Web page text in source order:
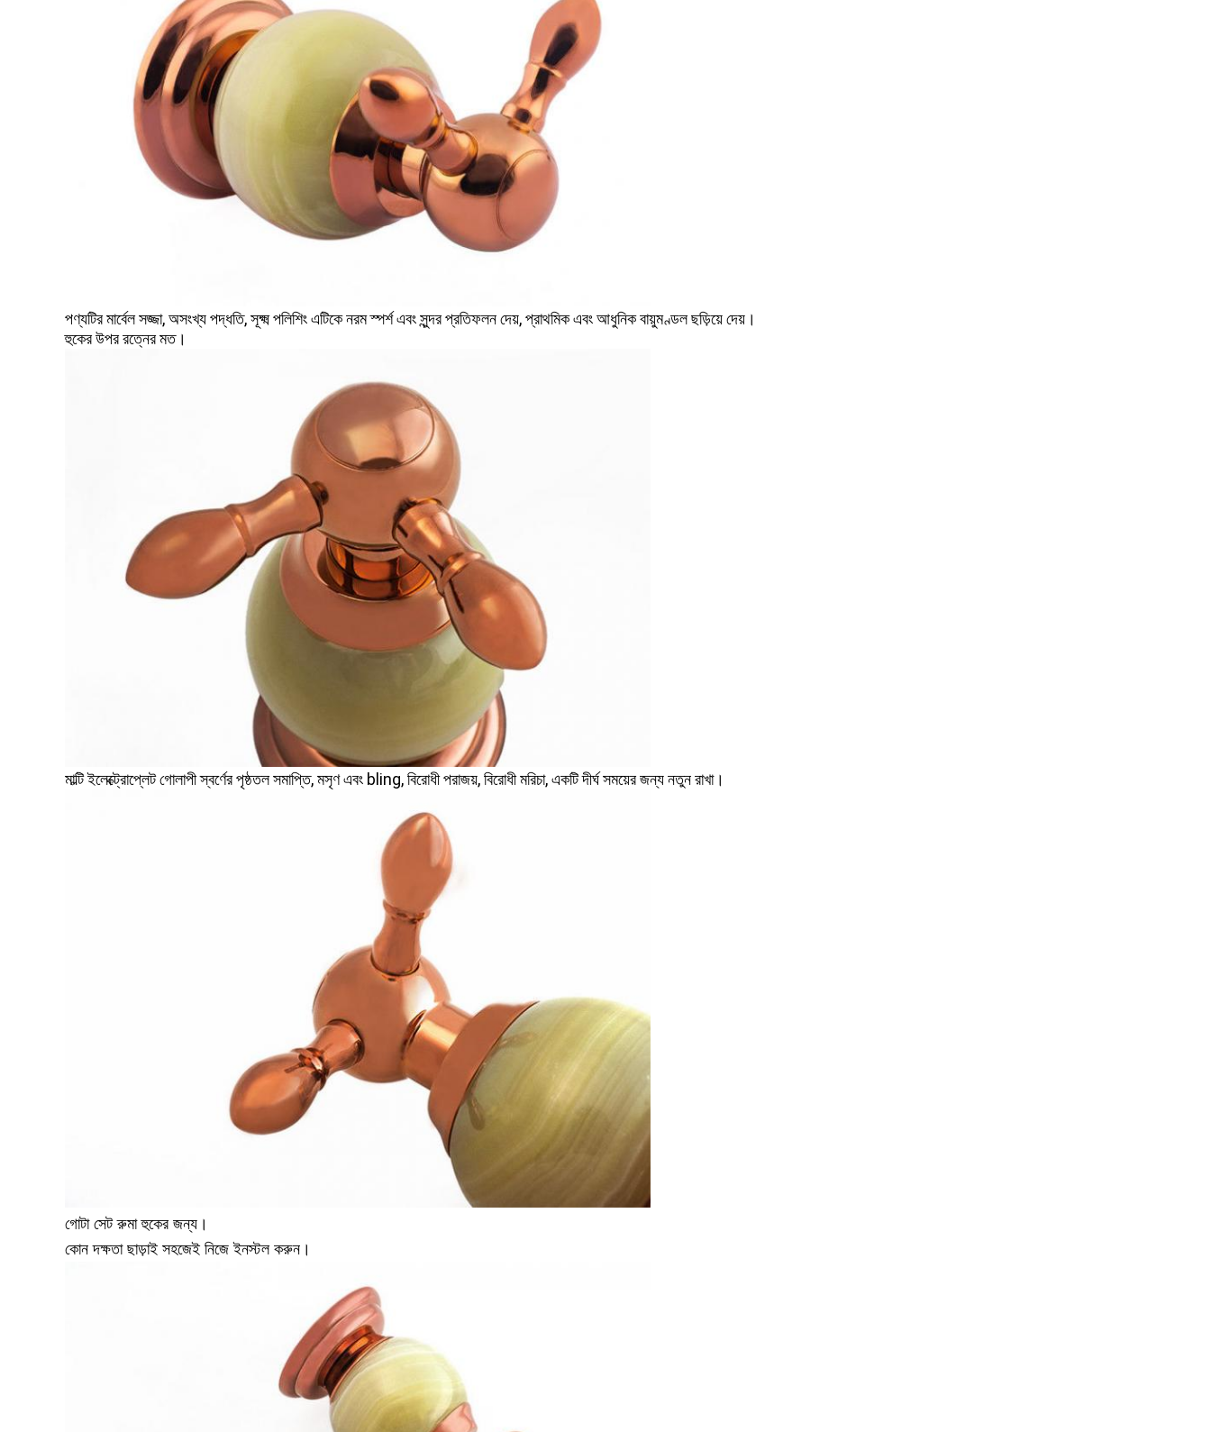
পণ্যটির মার্বেল সজ্জা, অসংখ্য পদ্ধতি, সূক্ষ্ম পলিশিং এটিকে নরম স্পর্শ এবং সুন্দর প্রতিফলন দেয়, প্রাথমিক এবং আধুনিক বায়ুমণ্ডল ছড়িয়ে দেয়।
হুকের উপর রত্নের মত।
মাল্টি ইলেক্ট্রোপ্লেট গোলাপী স্বর্ণের পৃষ্ঠতল সমাপ্তি, মসৃণ এবং bling, বিরোধী পরাজয়, বিরোধী মরিচা, একটি দীর্ঘ সময়ের জন্য নতুন রাখা।
গোটা সেট রুমা হুকের জন্য।
কোন দক্ষতা ছাড়াই সহজেই নিজে ইনস্টল করুন।